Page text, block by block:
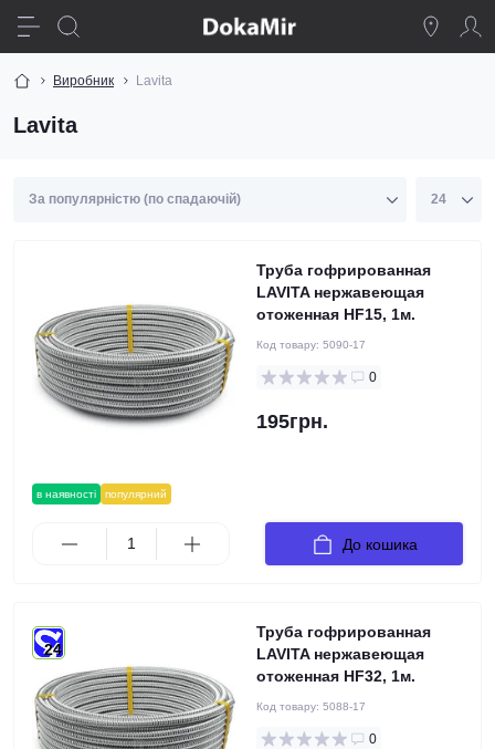
Виробник Lavita
Lavita
в наявності популярний
Труба гофрированная
LAVITA нержавеющая
отоженная HF15, 1м.
Код товару: 5090-17
0
195грн.
До кошика
24
Труба гофрированная
LAVITA нержавеющая
отоженная HF32, 1м.
Код товару: 5088-17
0